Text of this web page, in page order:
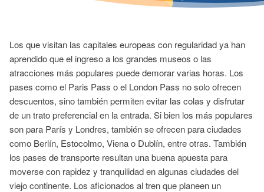
Los que visitan las capitales europeas con regularidad ya han
aprendido que el ingreso a los grandes museos o las
atracciones más populares puede demorar varias horas. Los
pases como el Paris Pass o el London Pass no solo ofrecen
descuentos, sino también permiten evitar las colas y disfrutar
de un trato preferencial en la entrada. Si bien los más populares
son para París y Londres, también se ofrecen para ciudades
como Berlín, Estocolmo, Viena o Dublín, entre otras. También
los pases de transporte resultan una buena apuesta para
moverse con rapidez y tranquilidad en algunas ciudades del
viejo continente. Los aficionados al tren que planeen un